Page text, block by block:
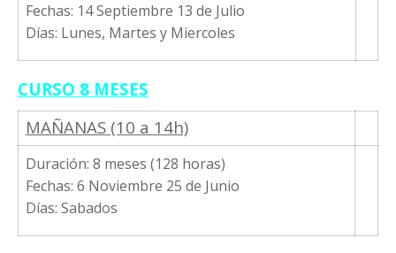
Fechas: 14 Septiembre 13 de Julio
Días: Lunes, Martes y Miercoles
CURSO 8 MESES
MAÑANAS (10 a 14h)
Duración: 8 meses (128 horas)
Fechas: 6 Noviembre 25 de Junio
Días: Sabados